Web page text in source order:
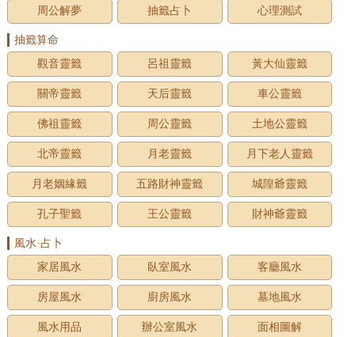
周公解夢
抽籤占卜 心理測試
抽籤算命
觀音靈籤
呂祖靈籤 黃大仙靈籤
關帝靈籤 天后靈籤 車公靈籤
佛祖靈籤 周公靈籤 土地公靈籤
北帝靈籤 月老靈籤 月下老人靈籤
月老姻緣籤 五路財神靈籤 城隍爺靈籤
孔子聖籤 王公靈籤 財神爺靈籤
風水·占卜
家居風水
臥室風水 客廳風水
房屋風水 廚房風水 墓地風水
風水用品 辦公室風水 面相圖解